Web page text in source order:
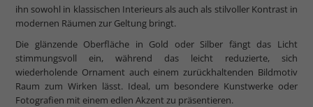
ihn sowohl in klassischen Interieurs als auch als stilvoller Kontrast in
modernen Räumen zur Geltung bringt.
Die glänzende Oberfläche in Gold oder Silber fängt das Licht
stimmungsvoll ein, während das leicht reduzierte, sich
wiederholende Ornament auch einem zurückhaltenden Bildmotiv
Raum zum Wirken lässt. Ideal, um besondere Kunstwerke oder
Fotografien mit einem edlen Akzent zu präsentieren.